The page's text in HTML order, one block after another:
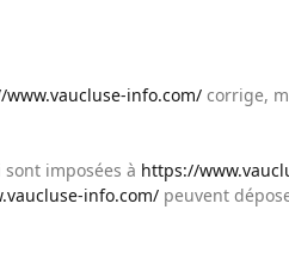
www.vaucluse-info.com/ corrige,
imposées à https://
info.com/ peuvent